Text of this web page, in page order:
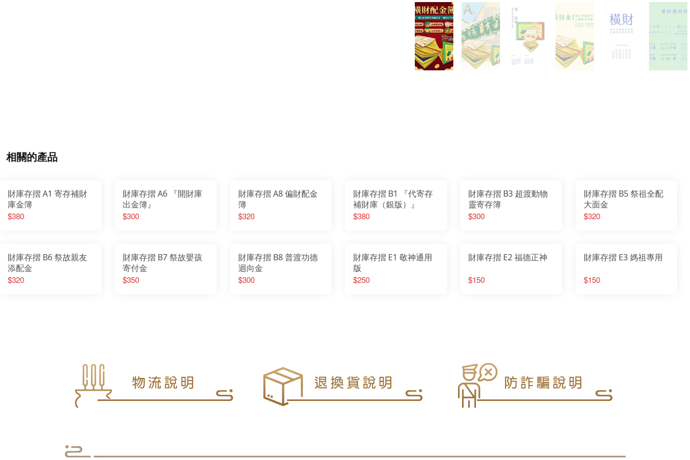
相關的產品
財庫存摺 A1 寄存補財
庫金簿
$380
財庫存摺 A6 『開財庫
出金簿』
$300
財庫存摺 A8 偏財配金
簿
$320
財庫存摺 B1 『代寄存
補財庫（銀版）』
$380
財庫存摺 B3 超渡動物
靈寄存簿
$300
財庫存摺 B5 祭祖全配
大面金
$320
財庫存摺 B6 祭故親友
添配金
$320
財庫存摺 B7 祭故嬰孩
寄付金
$350
財庫存摺 B8 普渡功德
迴向金
$300
財庫存摺 E1 敬神通用
版
$250
財庫存摺 E2 福德正神
$150
財庫存摺 E3 媽祖專用
$150